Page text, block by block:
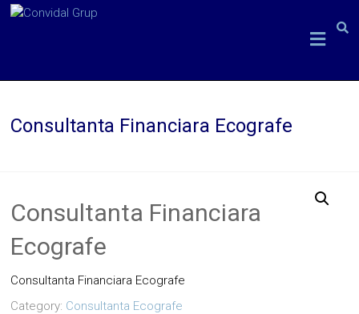
Skip
Grup
echipamente
Consultanta Financiara Ecografe
Consultanta Financiara
Ecografe
Consultanta Financiara Ecografe
Category: Consultanta Ecografe